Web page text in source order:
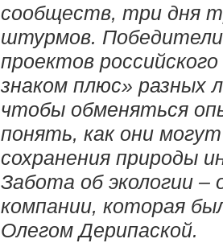
сообществ, три дня
штурмов. Победители
проектов
знаком плюс» разных
чтобы обменяться
понять, как они
сохранения природы
Забота об экологии –
компании, которая
Олегом Дерипаской.